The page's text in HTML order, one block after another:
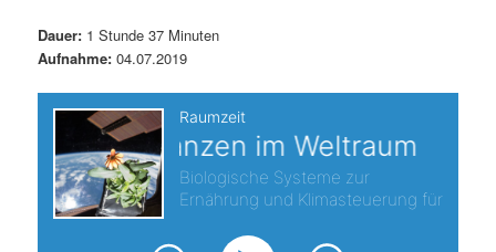
t
s
r
a
l
s
Dauer: 1 Stunde 37 Minuten
Aufnahme: 04.07.2019